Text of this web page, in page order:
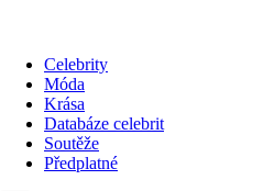
Celebrity
Móda
Krása
Databáze celebrit
Soutěže
Předplatné